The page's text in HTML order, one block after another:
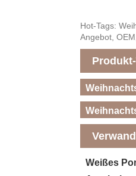
Hot-Tags:
Angebot,
Weißes